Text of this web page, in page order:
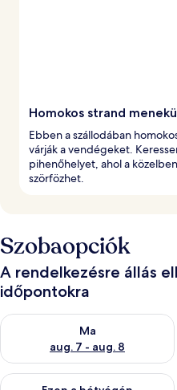
Homokos strand
Ebben a szállodában
várják a vendégeket.
pihenőhelyet, ahol a
szörfözhet.
Szobaopciók
A rendelkezésre állás
időpontokra
Ma
aug. 7 - aug. 8
A ma esti rendelkezésre állás
A mostani hétvégi